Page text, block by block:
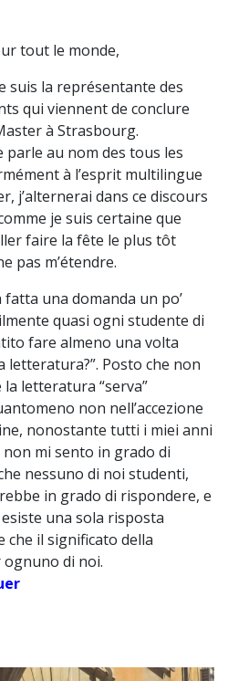
tout le monde,
suis la représentante des
qui viennent de conclure
à Strasbourg.
parle au nom des tous les
à l’esprit multilingue
j’alternerai dans ce discours
je suis certaine que
faire la fête le plus tôt
pas m’étendre.
una domanda un po’
quasi ogni studente di
fare almeno una volta
letteratura?”. Posto che non
letteratura “serva”
non nell’accezione
nonostante tutti i miei anni
mi sento in grado di
nessuno di noi studenti,
in grado di rispondere, e
una sola risposta
che il significato della
di noi.